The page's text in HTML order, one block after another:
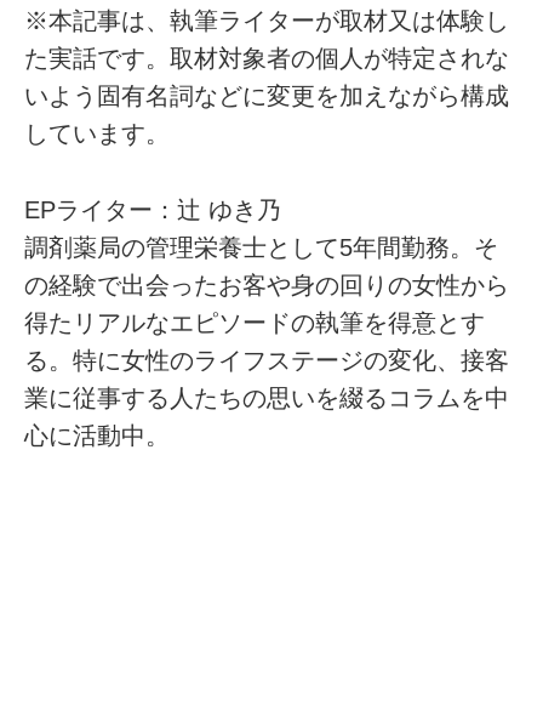
※本記事は、執筆ライターが取材又は体験し
た実話です。取材対象者の個人が特定されな
いよう固有名詞などに変更を加えながら構成
しています。
EPライター：辻 ゆき乃
調剤薬局の管理栄養士として5年間勤務。そ
の経験で出会ったお客や身の回りの女性から
得たリアルなエピソードの執筆を得意とす
る。特に女性のライフステージの変化、接客
業に従事する人たちの思いを綴るコラムを中
心に活動中。